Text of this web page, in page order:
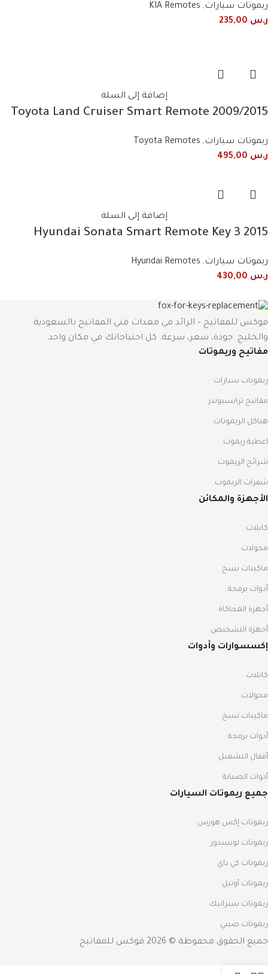
ريموتات سيارات,
KIA Remotes
ر.س
إضافة إلى السلة
2009/2015 Toyota Land Cruiser Smart Remote
48E90 434MHz
ريموتات سيارات,
Toyota Remotes
ر.س
إضافة إلى السلة
2015 Hyundai Sonata Smart Remote Key 3
ريموتات سيارات,
Hyundai Remotes
ر.س
فوكس للمفاتيح – الرائد في معدات فني المفاتيح بالسعودية
والخليج. جودة، سعر، سرعة. كل احتياجاتك في مكان واحد.
مفاتيح وريموتات
ريموتات سيارات
مفاتيح ترانسبوندر
هياكل الريموتات
اغطية ريموت
شرائح الريموت
شفرات الريموت
الأجهزة والمكائن
كابلات
محولات
ماكينات نسخ
أدوات برمجة
أجهزة المحاكاة
أجهزة التشخيص
إكسسوارات وأدوات
كابلات
محولات
ماكينات نسخ
أدوات برمجة
أقفال التشغيل
أدوات الصيانة
جميع ريموتات السيارات
ريموتات إكس هورس
ريموتات لونسدور
ريموتات كي داي
ريموتات أوتيل
ريموتات ستراتيك
ريموتات صيني
جميع الحقوق محفوظة © 2026 فوكس للمفاتيح